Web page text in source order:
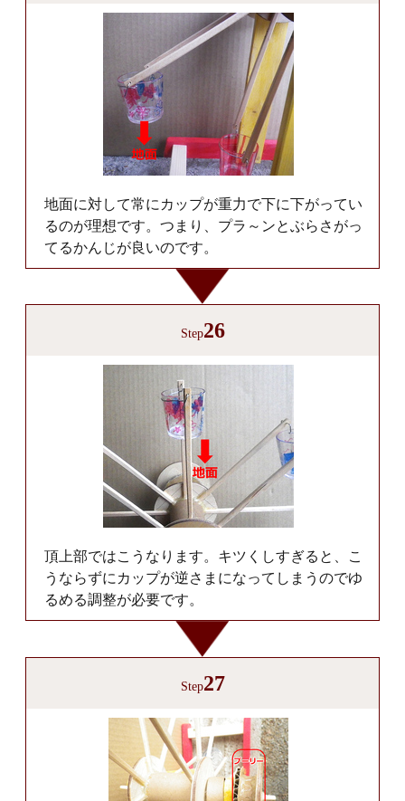
地面に対して常にカップが重力で下に下がってい
るのが理想です。つまり、プラ～ンとぶらさがっ
てるかんじが良いのです。
Step26
頂上部ではこうなります。キツくしすぎると、こ
うならずにカップが逆さまになってしまうのでゆ
るめる調整が必要です。
Step27